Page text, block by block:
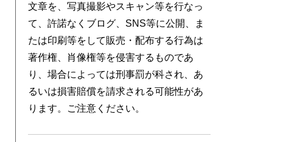
文章を、写真撮影やスキャン等を行なっ
て、許諾なくブログ、SNS等に公開、ま
たは印刷等をして販売・配布する行為は
著作権、肖像権等を侵害するものであ
り、場合によっては刑事罰が科され、あ
るいは損害賠償を請求される可能性があ
ります。ご注意ください。